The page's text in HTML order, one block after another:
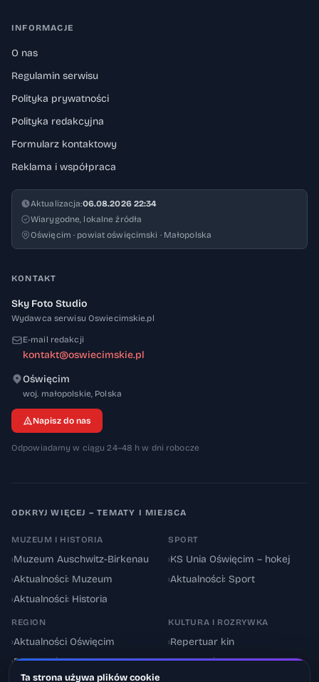
INFORMACJE
O nas
Regulamin serwisu
Polityka prywatności
Polityka redakcyjna
Formularz kontaktowy
Reklama i współpraca
Aktualizacja:06.08.2026 22:34
Wiarygodne, lokalne źródła
Oświęcim · powiat oświęcimski · Małopolska
KONTAKT
Sky Foto Studio
Wydawca serwisu Oswiecimskie.pl
E-mail redakcji
kontakt@oswiecimskie.pl
Oświęcim
woj. małopolskie, 32-600
Polska
Napisz do nas
Odpowiadamy w ciągu 24–48 h w dni robocze
ODKRYJ WIĘCEJ – TEMATY I MIEJSCA
MUZEUM I HISTORIA
›Muzeum Auschwitz-Birkenau
›Aktualności: Muzeum
›Aktualności: Historia
SPORT
›KS Unia Oświęcim – hokej
›Aktualności: Sport
REGION
›Aktualności Oświęcim
›Powiat oświęcimski
KULTURA I ROZRYWKA
›Repertuar kin
›Aktualności: Kultura
Ta strona używa plików cookie